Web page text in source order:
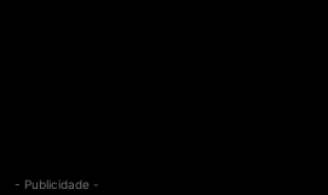
- Publicidade -